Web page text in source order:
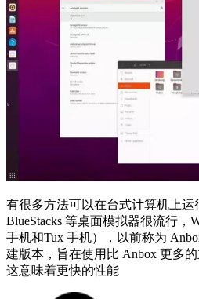
有很多方法可以在台式计算机上运
BlueStacks 等桌面模拟器很流行，
手机和Tux 手机），以前称为
建版本，旨在使用比 Anbox 更多
这意味着更快的性能